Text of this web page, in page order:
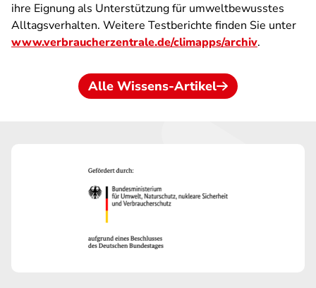
ihre Eignung als Unterstützung für umweltbewusstes
Alltagsverhalten. Weitere Testberichte finden Sie unter
www.verbraucherzentrale.de/climapps/archiv.
Alle Wissens-Artikel